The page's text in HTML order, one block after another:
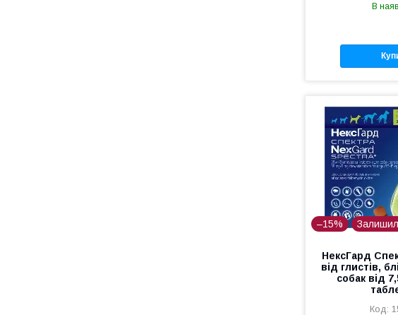
В
–15%
НексГард
від глистів,
собак від